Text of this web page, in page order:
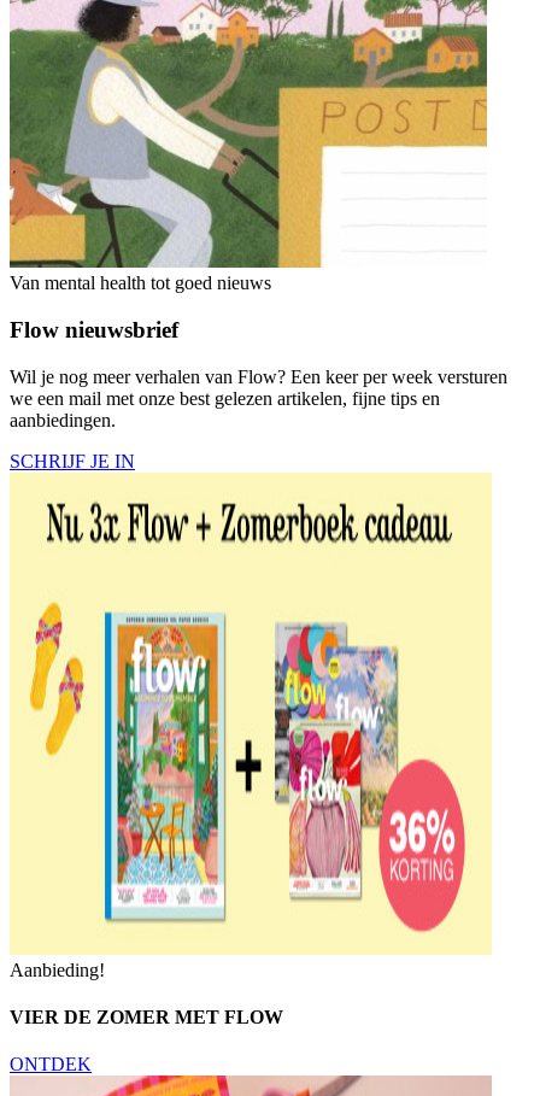
Van mental health tot goed nieuws
Flow nieuwsbrief
Wil je nog meer verhalen van Flow? Een keer per week versturen
we een mail met onze best gelezen artikelen, fijne tips en
aanbiedingen.
SCHRIJF JE IN
Aanbieding!
VIER DE ZOMER MET FLOW
ONTDEK